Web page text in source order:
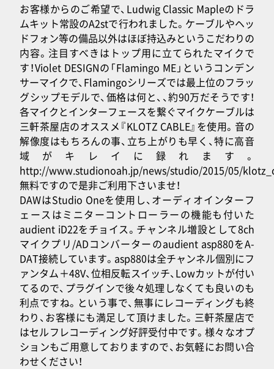
お客様からのご希望で、Ludwig Classic Mapleのドラ
ムキット常設のA2stで行われました。ケーブルやヘッ
ドフォン等の備品以外はほぼ持込みというこだわりの
内容。注目すべきはトップ用に立てられたマイクで
す！Violet DESIGNの「Flamingo ME」というコンデン
サーマイクで、Flamingoシリーズでは最上位のフラッ
グシップモデルで、価格は何と、、約90万だそうです！
各マイクとインターフェースを繋ぐマイクケーブルは
三軒茶屋店のオススメ『KLOTZ CABLE』を使用。音の
解像度はもちろんの事、立ち上がりも早く、特に高音
域がキレイに録れます。
http://www.studionoah.jp/news/studio/2015/05/
無料ですので是非ご利用下さいませ！
DAWはStudio Oneを使用し、オーディオインターフ
ェースはミニターコントローラーの機能も付いた
audient iD22をチョイス。チャンネル増設として8ch
マイクプリ/ADコンバーターのaudient asp880をA-
DAT接続しています。asp880は全チャンネル個別にフ
ァンタム＋48V、位相反転スイッチ、Lowカットが付い
てるので、プラグインで後々処理しなくても良いのも
利点ですね。という事で、無事にレコーディングも終
わり、お客様にも満足して頂けました。三軒茶屋店で
はセルフレコーディング好評受付中です。様々なオプ
ションもご用意しておりますので、お気軽にお問い合
わせください！